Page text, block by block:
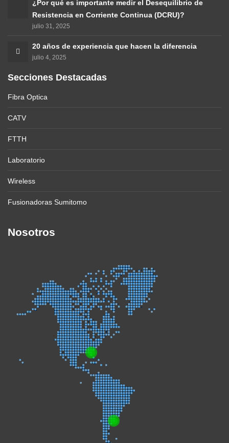
¿Por qué es importante medir el Desequilibrio de
Resistencia en Corriente Continua (DCRU)?
julio 31, 2025
20 años de experiencia que hacen la diferencia
julio 4, 2025
Secciones Destacadas
Fibra Optica
CATV
FTTH
Laboratorio
Wireless
Fusionadoras Sumitomo
Nosotros